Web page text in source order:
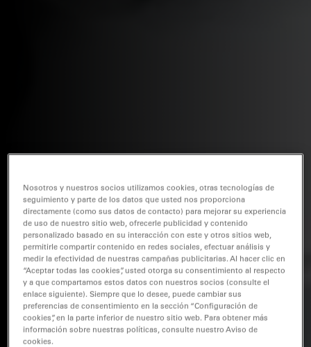
Nosotros y nuestros socios utilizamos cookies, otras tecnologías de
seguimiento y parte de los datos que usted nos proporciona
directamente (como sus datos de contacto) para mejorar su experiencia
de uso de nuestro sitio web, ofrecerle publicidad y contenido
personalizado basado en su interacción con este y otros sitios web,
permitirle compartir contenido en redes sociales, efectuar análisis y
medir la efectividad de nuestras campañas publicitarias. Al hacer clic en
“Aceptar todas las cookies”, usted otorga su consentimiento al respecto
y a que compartamos estos datos con nuestros socios (consulte el
enlace siguiente). Siempre que lo desee, puede cambiar sus
preferencias de consentimiento en la sección “Configuración de
cookies”, en la parte inferior de nuestro sitio web. Para obtener más
información sobre nuestras políticas, consulte nuestro Aviso de
cookies.